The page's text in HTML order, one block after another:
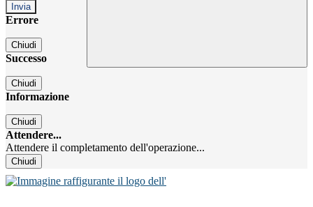
Errore
Chiudi
Successo
Chiudi
Informazione
Chiudi
Attendere...
Attendere il completamento dell'operazione...
Chiudi